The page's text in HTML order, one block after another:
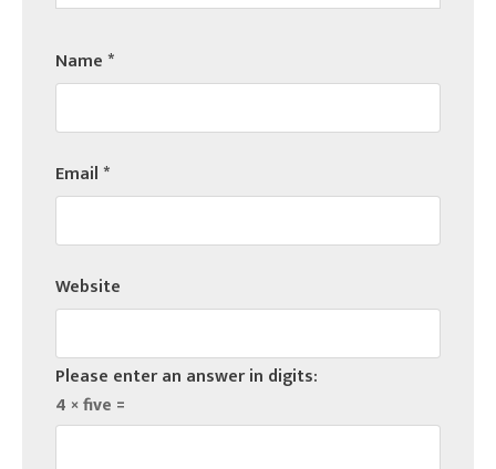
Name*
Email*
Website
Please enter an answer in digits:
4 × five =